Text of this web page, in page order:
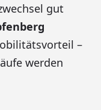
gut
–
werden